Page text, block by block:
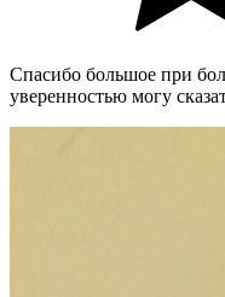
Спасибо большое при
уверенностью могу